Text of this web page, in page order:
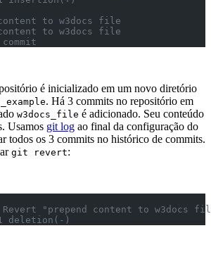
content to w3docs file
content to w3docs file
é inicializado em um novo diretório
. Há 3 commits no repositório em
w3docs_file é adicionado. Seu conteúdo
Usamos git log ao final da configuração do
todos os 3 commits no histórico de commits.
git revert:
Revert "prepend content to w3docs
deletion(-)